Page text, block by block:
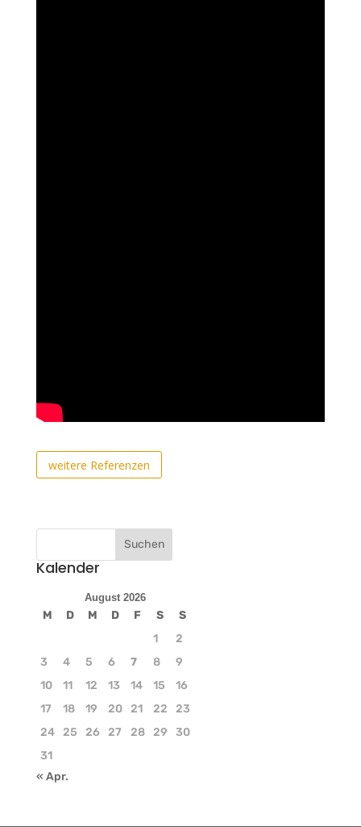
weitere Referenzen
Kalender
August 2026
M D M D F S
S
1
2
3
4 5 6 7 8
9
10
11 12 13 14 15
16
17
18 19 20 21 22
23
24
25 26 27 28 29
30
31
« Apr.